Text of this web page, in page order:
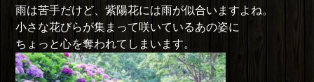
雨は苦手だけど、紫陽花には雨が似合いますよね。
小さな花びらが集まって咲いているあの姿に
ちょっと心を奪われてしまいます。